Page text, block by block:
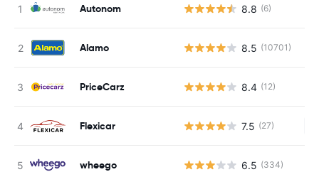
Autonom 8.8 (6)
Alamo 8.5 (10701)
PriceCarz 8.4 (12)
Flexicar 7.5 (27)
wheego 6.5 (334)